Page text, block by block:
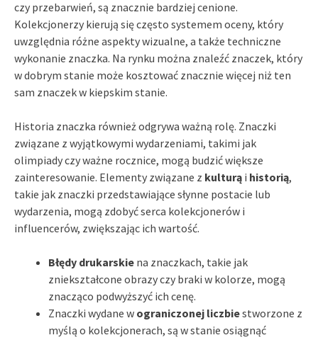
czy przebarwień, są znacznie bardziej cenione.
Kolekcjonerzy kierują się często systemem oceny, który
uwzględnia różne aspekty wizualne, a także techniczne
wykonanie znaczka. Na rynku można znaleźć znaczek, który
w dobrym stanie może kosztować znacznie więcej niż ten
sam znaczek w kiepskim stanie.
Historia znaczka również odgrywa ważną rolę. Znaczki
związane z wyjątkowymi wydarzeniami, takimi jak
olimpiady czy ważne rocznice, mogą budzić większe
zainteresowanie. Elementy związane z kulturą i historią,
takie jak znaczki przedstawiające słynne postacie lub
wydarzenia, mogą zdobyć serca kolekcjonerów i
influencerów, zwiększając ich wartość.
Błędy drukarskie na znaczkach, takie jak
zniekształcone obrazy czy braki w kolorze, mogą
znacząco podwyższyć ich cenę.
Znaczki wydane w ograniczonej liczbiestworzone z
myślą o kolekcjonerach, są w stanie osiągnąć